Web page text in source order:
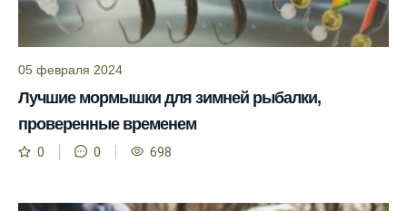
активность рыбы и как их учитывать в
прогнозе клева.
Прогноз клева учитывает изменения
температуры воды, что делает его более
точным.
Сегодня у меня был успешный клев, и это
благодаря прогнозу.
05 февраля 2024
Лучшие мормышки для зимней рыбалки,
проверенные временем
0 0 698